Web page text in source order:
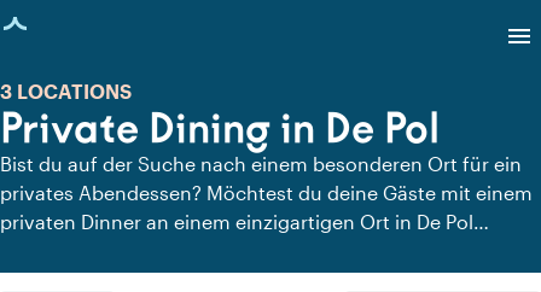
geladen
menu
Private Dining in De Pol
3 LOCATIONS
Bist du auf der Suche nach einem besonderen Ort für ein
privates Abendessen? Möchtest du deine Gäste mit einem
privaten Dinner an einem einzigartigen Ort in De Pol
einfach alle Locations in De Pol, an denen du in aller Ruhe